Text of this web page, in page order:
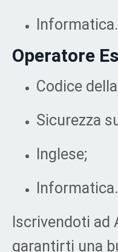
Informatica.
Operatore
Codice
Sicurezza
Inglese;
Informatica.
Iscrivendoti ad
garantirti una